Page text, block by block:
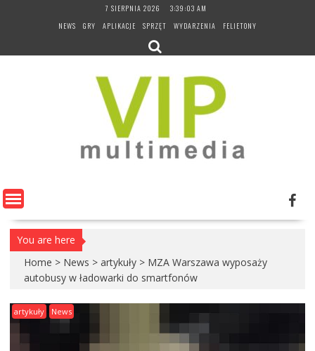
7 SIERPNIA 2026
3:39:04 AM
NEWS
GRY APLIKACJE SPRZĘT WYDARZENIA FELIETONY
You are here
Home > News > artykuły > MZA Warszawa wyposaży
autobusy w ładowarki do smartfonów
artykuły News